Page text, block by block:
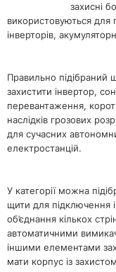
захисні
використовуються для
інверторів,
Правильно підібраний
захистити інвертор,
перевантаження,
наслідків грозових
для сучасних
електростанцій.
У категорії можна
щити для підключення
об’єднання кількох
автоматичними
іншими елементами
мати корпус із